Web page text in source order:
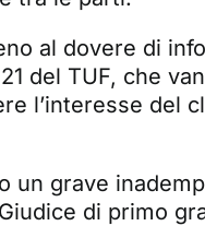
al dovere di
del TUF, che
l’interesse del
un grave
di primo